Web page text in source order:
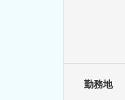
勤務地